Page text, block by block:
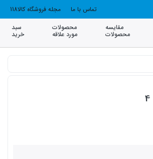
تماس با ما مجله فروشگاه کالا118
مقایسه
محصولات
محصولات
مورد علاقه
سبد
خرید